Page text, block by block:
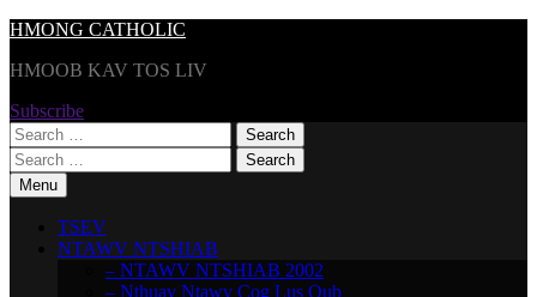
Skip
content
HMONG CATHOLIC
HMOOB KAV TOS LIV
Subscribe
Search
for:
Search
for:Menu
TSEV
NTAWV NTSHIAB
– NTAWV NTSHIAB 2002
– Nthuav Ntawv Cog Lus Qub